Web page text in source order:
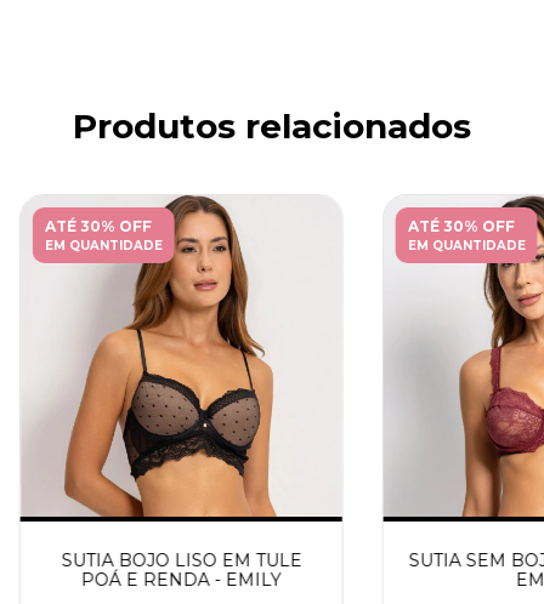
Produtos relacionados
ATÉ 30% OFF
EM QUANTIDADE
SUTIA BOJO LISO EM TULE
POÁ E RENDA - EMILY
ATÉ 30% OFF
EM QUANTIDADE
SUTIA SEM